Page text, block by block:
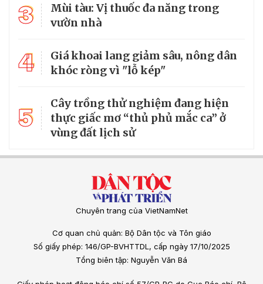
3
Mùi tàu: Vị thuốc đa năng trong
vườn nhà
4
Giá khoai lang giảm sâu, nông dân
khóc ròng vì "lỗ kép"
5
Cây trồng thử nghiệm đang hiện
thực giấc mơ “thủ phủ mắc ca” ở
vùng đất lịch sử
Chuyên trang của VietNamNet
Cơ quan chủ quản: Bộ Dân tộc và Tôn giáo
Số giấy phép: 146/GP-BVHTTDL, cấp ngày 17/10/2025
Tổng biên tập: Nguyễn Văn Bá